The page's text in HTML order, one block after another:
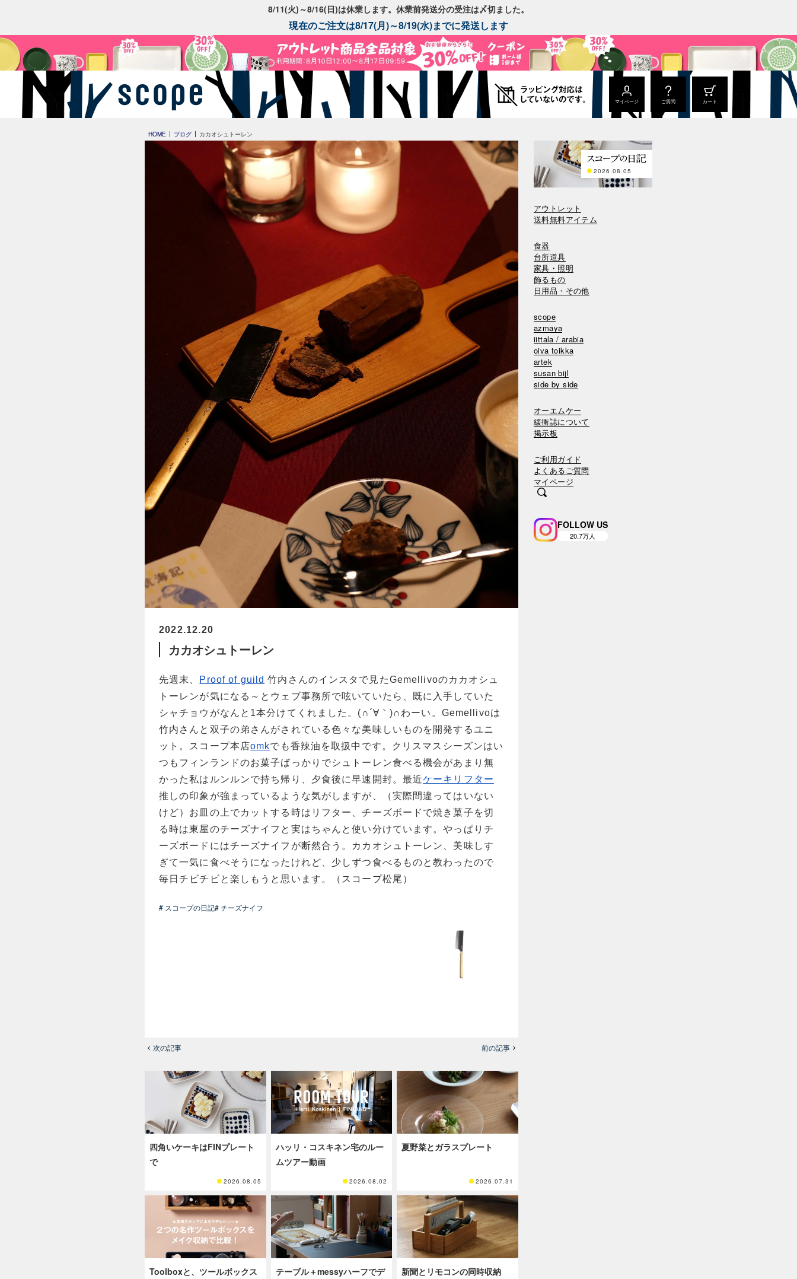
8/11(火)～8/16(日)は休業します。休業前発送分の受注は〆切ました。
現在のご注文は8/17(月)～8/19(水)までに発送します
マイページ ご質問 カート
HOME ブログ カカオシュトーレン
2022.12.20
カカオシュトーレン
先週末、 Proof of guild 竹内さんのインスタで見たGemellivoのカカオシュ
トーレンが気になる～とウェブ事務所で呟いていたら、既に入手していた
シャチョウがなんと1本分けてくれました。(∩´∀｀)∩わーい。 Gemellivoは
竹内さんと双子の弟さんがされている色々な美味しいものを開発するユニ
ット。スコープ本店omkでも香辣油を取扱中です。クリスマスシーズンはい
つもフィンランドのお菓子ばっかりでシュトーレン食べる機会があまり無
かった私はルンルンで持ち帰り、夕食後に早速開封。最近ケーキリフター
推しの印象が強まっているような気がしますが、（実際間違ってはいない
けど）お皿の上でカットする時はリフター、チーズボードで焼き菓子を切
る時は東屋のチーズナイフと実はちゃんと使い分けています。やっぱりチ
ーズボードにはチーズナイフが断然合う。カカオシュトーレン、美味しす
ぎて一気に食べそうになったけれど、少しずつ食べるものと教わったので
毎日チビチビと楽しもうと思います。（スコープ松尾）
# スコープの日記# チーズナイフ
次の記事 前の記事
四角いケーキはFINプレート
で
2026.08.05
ハッリ・コスキネン宅のルー
ムツアー動画
2026.08.02
夏野菜とガラスプレート
2026.07.31
Toolboxと、ツールボックス
テーブル＋messyハーフでデ
新聞とリモコンの同時収納
2026.08.05
アウトレット
送料無料アイテム
食器
台所道具
家具・照明
飾るもの
日用品・その他
scope
azmaya
iittala / arabia
oiva toikka
artek
susan bijl
side by side
オーエムケー
緩衝誌について
掲示板
ご利用ガイド
よくあるご質問
マイページ
FOLLOW US